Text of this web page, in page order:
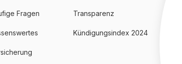
Fragen Transparenz
Kündigungsindex 2024